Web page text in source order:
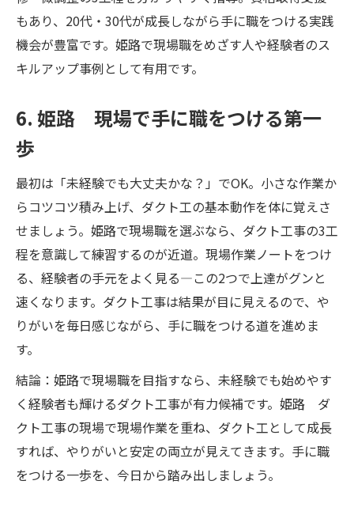
もあり、20代・30代が成長しながら手に職をつける実践
機会が豊富です。姫路で現場職をめざす人や経験者のス
キルアップ事例として有用です。
6. 姫路 現場で手に職をつける第一
歩
最初は「未経験でも大丈夫かな？」でOK。小さな作業か
らコツコツ積み上げ、ダクト工の基本動作を体に覚えさ
せましょう。姫路で現場職を選ぶなら、ダクト工事の3工
程を意識して練習するのが近道。現場作業ノートをつけ
る、経験者の手元をよく見る—この2つで上達がグンと
速くなります。ダクト工事は結果が目に見えるので、や
りがいを毎日感じながら、手に職をつける道を進めま
す。
結論：姫路で現場職を目指すなら、未経験でも始めやす
く経験者も輝けるダクト工事が有力候補です。姫路 ダ
クト工事の現場で現場作業を重ね、ダクト工として成長
すれば、やりがいと安定の両立が見えてきます。手に職
をつける一歩を、今日から踏み出しましょう。